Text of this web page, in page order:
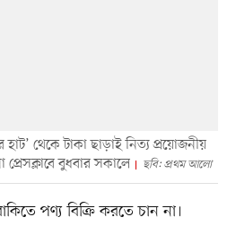
হাট’ থেকে টাকা ছাড়াই নিত্য প্রয়োজনীয়
বুধবার সকালে
ছবি: প্রথম আলো
পণ্য বিক্রি করতে চান না।